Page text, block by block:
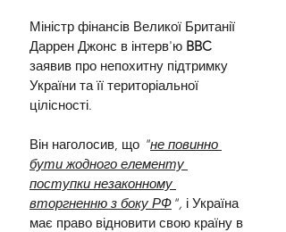
Міністр фінансів Великої Британії
Даррен Джонс в інтерв'ю BBC
заявив про непохитну підтримку
України та її територіальної
цілісності.
Він наголосив, що "не повинно
бути жодного елементу
поступки незаконному
вторгненню з боку РФ ", і Україна
має право відновити свою країну в